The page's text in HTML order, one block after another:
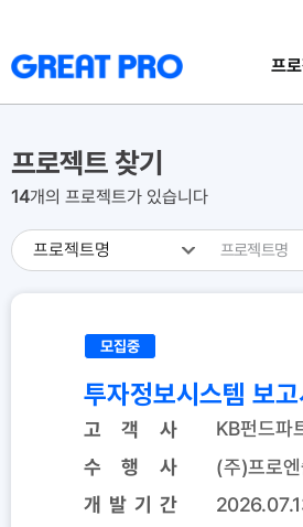
프
프로젝트 찾기
14개의 프로젝트가 있습니다
모집중
투자정보시스템 보
고 객 사 KB펀드파
수 행 사
(주)프로
개 발 기 간